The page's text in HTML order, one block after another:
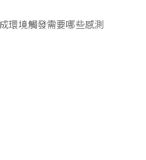
環境觸發需要哪些感測